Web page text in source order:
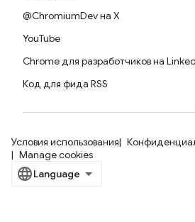
@ChromiumDev на X
YouTube
Chrome для разработчиков на
Код для фида RSS
Условия использования
Manage cookies